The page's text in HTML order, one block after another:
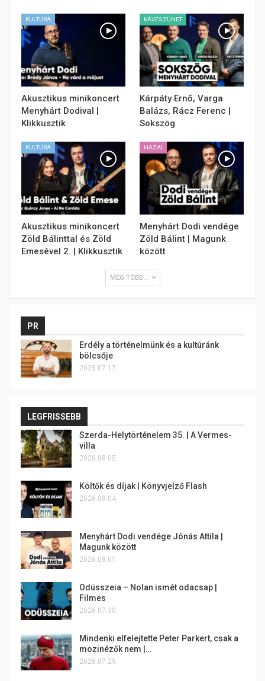
KULTÚRA
Akusztikus minikoncert
Menyhárt Dodival |
Klikkusztik
KÁVÉSZÜNET
Kárpáty Ernő, Varga
Balázs, Rácz Ferenc |
Sokszög
KULTÚRA
Akusztikus minikoncert
Zöld Bálinttal és Zöld
Emesével 2. | Klikkusztik
HAZAI
Menyhárt Dodi vendége
Zöld Bálint | Magunk
között
MÉG TÖBB...
PR
Erdély a történelmünk és a kultúránk
bölcsője
2025.07.17.
LEGFRISSEBB
Szerda-Helytörténelem 35. | A Vermes-
villa
2026.08.05.
Költők és díjak | Könyvjelző Flash
2026.08.04.
Menyhárt Dodi vendége Jónás Attila |
Magunk között
2026.08.01.
Odüsszeia – Nolan ismét odacsap |
Filmes
2026.07.30.
Mindenki elfelejtette Peter Parkert, csak a
mozinézők nem |…
2026.07.29.